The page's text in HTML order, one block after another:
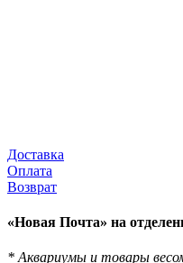
Доставка
Оплата
Возврат
«Новая Почта» на
* Аквариумы и товары